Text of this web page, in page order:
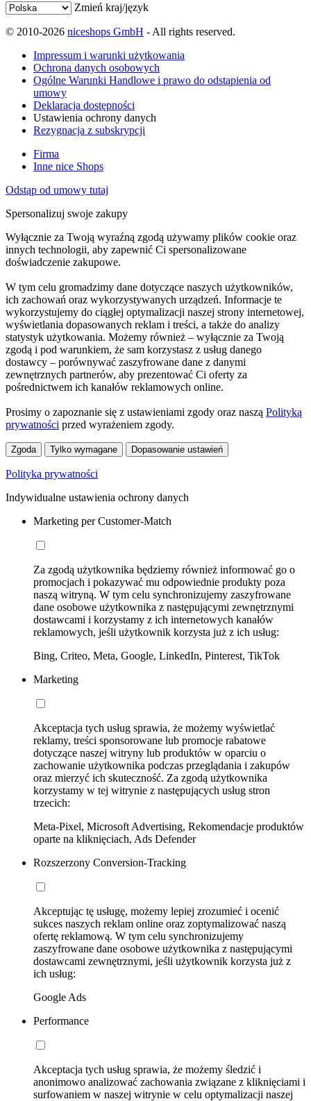
Zmień kraj/język
© 2010-2026 niceshops GmbH - All rights reserved.
Impressum i warunki użytkowania
Ochrona danych osobowych
Ogólne Warunki Handlowe i prawo do odstąpienia od
umowy
Deklaracja dostępności
Ustawienia ochrony danych
Rezygnacja z subskrypcji
Firma
Inne nice Shops
Odstąp od umowy tutaj
Spersonalizuj swoje zakupy
Wyłącznie za Twoją wyraźną zgodą używamy plików cookie oraz
innych technologii, aby zapewnić Ci spersonalizowane
doświadczenie zakupowe.
W tym celu gromadzimy dane dotyczące naszych użytkowników,
ich zachowań oraz wykorzystywanych urządzeń. Informacje te
wykorzystujemy do ciągłej optymalizacji naszej strony internetowej,
wyświetlania dopasowanych reklam i treści, a także do analizy
statystyk użytkowania. Możemy również – wyłącznie za Twoją
zgodą i pod warunkiem, że sam korzystasz z usług danego
dostawcy – porównywać zaszyfrowane dane z danymi
zewnętrznych partnerów, aby prezentować Ci oferty za
pośrednictwem ich kanałów reklamowych online.
Prosimy o zapoznanie się z ustawieniami zgody oraz naszą Polityką
prywatności przed wyrażeniem zgody.
Zgoda Tylko wymagane Dopasowanie ustawień
Polityka prywatności
Indywidualne ustawienia ochrony danych
Marketing per Customer-Match
Za zgodą użytkownika będziemy również informować go o
promocjach i pokazywać mu odpowiednie produkty poza
naszą witryną. W tym celu synchronizujemy zaszyfrowane
dane osobowe użytkownika z następującymi zewnętrznymi
dostawcami i korzystamy z ich internetowych kanałów
reklamowych, jeśli użytkownik korzysta już z ich usług:
Bing, Criteo, Meta, Google, LinkedIn, Pinterest, TikTok
Marketing
Akceptacja tych usług sprawia, że możemy wyświetlać
reklamy, treści sponsorowane lub promocje rabatowe
dotyczące naszej witryny lub produktów w oparciu o
zachowanie użytkownika podczas przeglądania i zakupów
oraz mierzyć ich skuteczność. Za zgodą użytkownika
korzystamy w tej witrynie z następujących usług stron
trzecich:
Meta-Pixel, Microsoft Advertising, Rekomendacje produktów
oparte na kliknięciach, Ads Defender
Rozszerzony Conversion-Tracking
Akceptując tę usługę, możemy lepiej zrozumieć i ocenić
sukces naszych reklam online oraz zoptymalizować naszą
ofertę reklamową. W tym celu synchronizujemy
zaszyfrowane dane osobowe użytkownika z następującymi
dostawcami zewnętrznymi, jeśli użytkownik korzysta już z
ich usług:
Google Ads
Performance
Akceptacja tych usług sprawia, że możemy śledzić i
anonimowo analizować zachowania związane z kliknięciami i
surfowaniem w naszej witrynie w celu optymalizacji naszej